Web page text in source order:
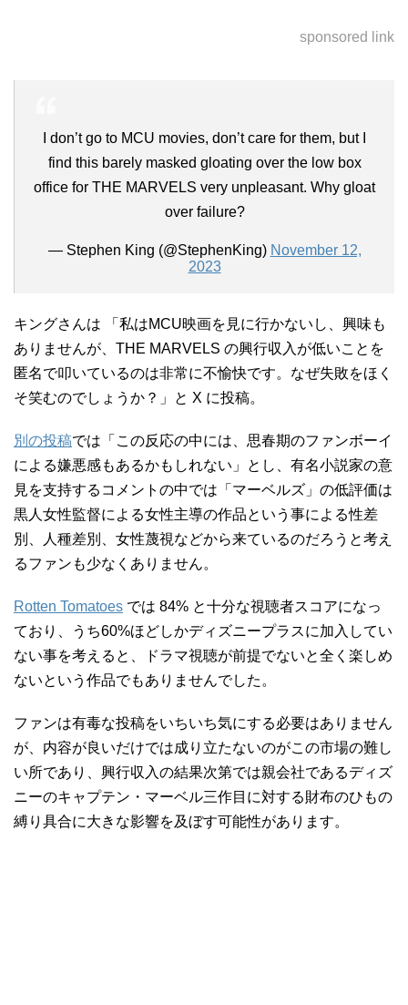
sponsored link
I don’t go to MCU movies, don’t care for them, but I
find this barely masked gloating over the low box
office for THE MARVELS very unpleasant. Why gloat
over failure?
— Stephen King (@StephenKing) November 12,
2023
キングさんは 「私はMCU映画を見に行かないし、興味も
ありませんが、THE MARVELS の興行収入が低いことを
匿名で叩いているのは非常に不愉快です。なぜ失敗をほく
そ笑むのでしょうか？」と X に投稿。
別の投稿では「この反応の中には、思春期のファンボーイ
による嫌悪感もあるかもしれない」とし、有名小説家の意
見を支持するコメントの中では「マーベルズ」の低評価は
黒人女性監督による女性主導の作品という事による性差
別、人種差別、女性蔑視などから来ているのだろうと考え
るファンも少なくありません。
Rotten Tomatoes では 84% と十分な視聴者スコアになっ
ており、うち60%ほどしかディズニープラスに加入してい
ない事を考えると、ドラマ視聴が前提でないと全く楽しめ
ないという作品でもありませんでした。
ファンは有毒な投稿をいちいち気にする必要はありません
が、内容が良いだけでは成り立たないのがこの市場の難し
い所であり、興行収入の結果次第では親会社であるディズ
ニーのキャプテン・マーベル三作目に対する財布のひもの
縛り具合に大きな影響を及ぼす可能性があります。